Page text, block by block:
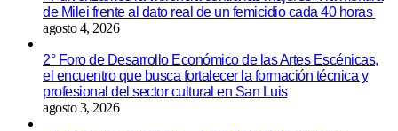
de Milei frente al dato real de un femicidio cada 40 horas
agosto 4, 2026
2° Foro de Desarrollo Económico de las Artes Escénicas,
el encuentro que busca fortalecer la formación técnica y
profesional del sector cultural en San Luis
agosto 3, 2026